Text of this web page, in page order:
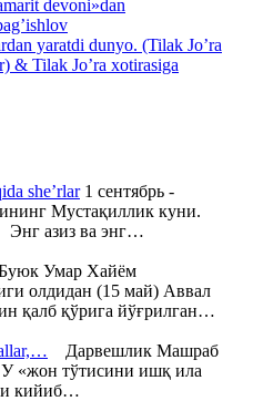
devoni»dan
yaratdi dunyo. (Tilak Jo’ra
& Tilak Jo’ra xotirasiga
she’rlar1 сентябрь -
Мустақиллик куни.
азиз ва энг…
Умар Хайём
олдидан (15 май) Аввал
қалб қўрига йўғрилган…
Дарвешлик Машраб
«жон тўтисини ишқ ила
кийиб…